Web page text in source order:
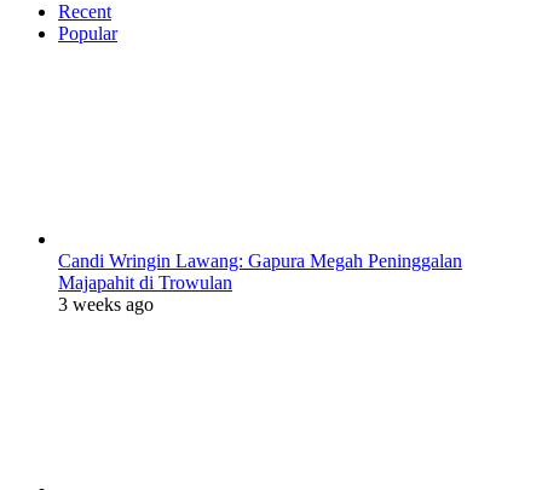
Recent
Popular
Candi Wringin Lawang: Gapura Megah Peninggalan
Majapahit di Trowulan
3 weeks ago